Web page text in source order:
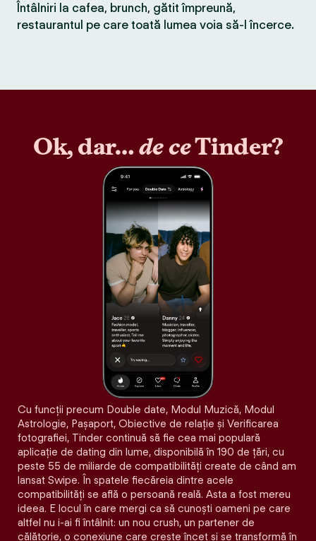
Întâlniri la cafea, brunch, gătit împreună,
restaurantul pe care toată lumea voia să-l încerce.
Ok, dar…de ceTinder?
Cu funcții precum Double date, Modul Muzică, Modul
Astrologie, Pașaport, Obiective de relație și Verificarea
fotografiei, Tinder continuă să fie cea mai populară
aplicație de dating din lume, disponibilă în 190 de țări, cu
peste 55 de miliarde de compatibilități create de când am
lansat Swipe. În spatele fiecăreia dintre acele
compatibilităţi se află o persoană reală. Asta a fost mereu
ideea. E locul în care mergi ca să cunoști oameni pe care
altfel nu i-ai fi întâlnit: un nou crush, un partener de
călătorie, o conexiune care crește încet și se transformă în